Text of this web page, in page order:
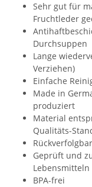
Sehr gut für
Fruchtleder
Durchsuppen
Lange
Verziehen)
Einfache
Made in
produziert
Material
Qualitäts-
Geprüft und
Lebensmitteln
BPA-frei